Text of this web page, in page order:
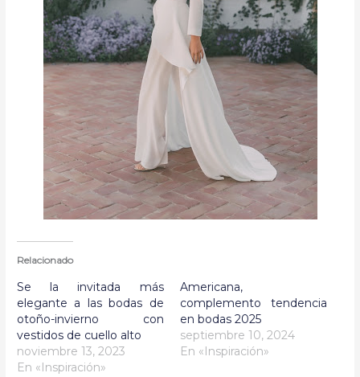
Relacionado
Se la invitada más
elegante a las bodas de
otoño-invierno con
vestidos de cuello alto
noviembre 13, 2023
En «Inspiración»
Americana,
complemento tendencia
en bodas 2025
septiembre 10, 2024
En «Inspiración»